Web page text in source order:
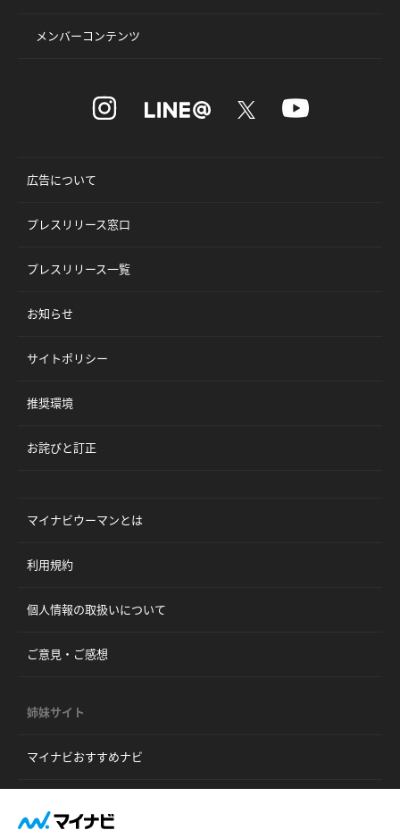
メンバーコンテンツ
広告について
プレスリリース窓口
プレスリリース一覧
お知らせ
サイトポリシー
推奨環境
お詫びと訂正
マイナビウーマンとは
利用規約
個人情報の取扱いについて
ご意見・ご感想
姉妹サイト
マイナビおすすめナビ